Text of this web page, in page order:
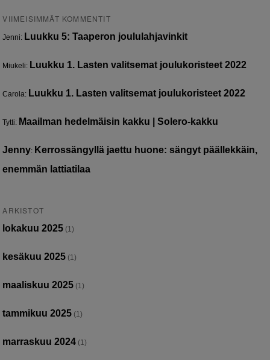
VIIMEISIMMÄT KOMMENTIT
Jenni: Luukku 5: Taaperon joululahjavinkit
Miukeli: Luukku 1. Lasten valitsemat joulukoristeet 2022
Carola: Luukku 1. Lasten valitsemat joulukoristeet 2022
Tytti: Maailman hedelmäisin kakku | Solero-kakku
Jenny: Kerrossängyllä jaettu huone: sängyt päällekkäin,
enemmän lattiatilaa
ARKISTOT
lokakuu 2025 (1)
kesäkuu 2025 (1)
maaliskuu 2025 (1)
tammikuu 2025 (1)
marraskuu 2024 (1)